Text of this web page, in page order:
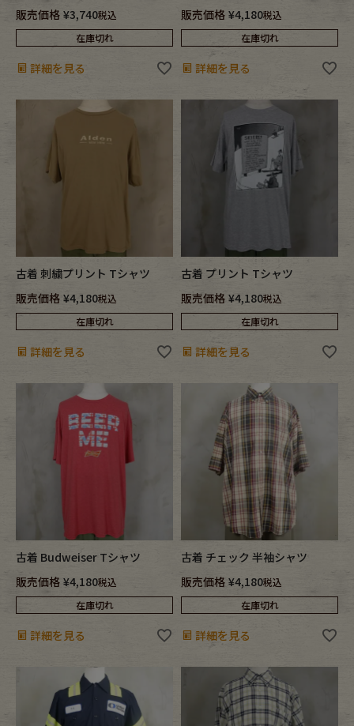
販売価格 ¥3,740税込
在庫切れ
詳細を見る
販売価格 ¥4,180税込
在庫切れ
詳細を見る
古着 刺繍プリント Tシャツ
販売価格 ¥4,180税込
在庫切れ
詳細を見る
古着 プリント Tシャツ
販売価格 ¥4,180税込
在庫切れ
詳細を見る
古着 Budweiser Tシャツ
販売価格 ¥4,180税込
在庫切れ
詳細を見る
古着 チェック 半袖シャツ
販売価格 ¥4,180税込
在庫切れ
詳細を見る